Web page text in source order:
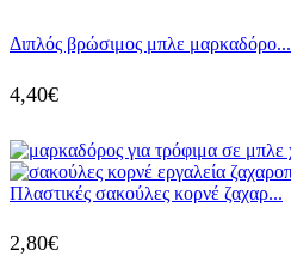
Διπλός βρώσιμος μπλε μαρκαδόρο...
4,40€
Πλαστικές σακούλες κορνέ ζαχαρ...
2,80€